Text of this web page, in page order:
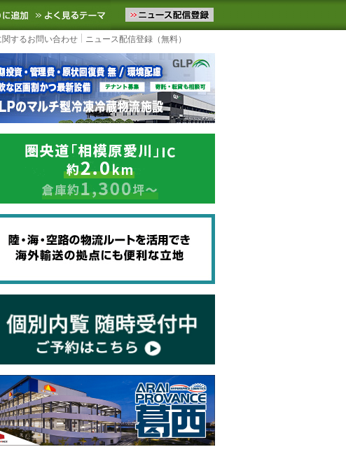
流ニュースをお届けします。物流ニュースメール配信を登録す
お気に入りに追加 よく見るテーマ
関するお問い合わせ ニュース配信登録（無料）